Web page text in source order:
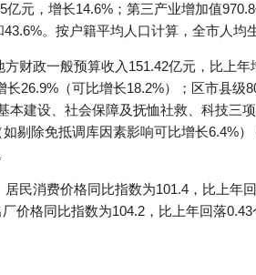
亿元，增长14.6%；第三产业增加值
。按户籍平均人口计算，全市人均
财政一般预算收入151.42亿元，比上
26.9%（可比增长18.2%）；区市县
本建设、社会保障及抚恤社救、科技三
剔除免抵调库因素影响可比增长6.4%
民消费价格同比指数为101.4，比上年
价格同比指数为104.2，比上年回落